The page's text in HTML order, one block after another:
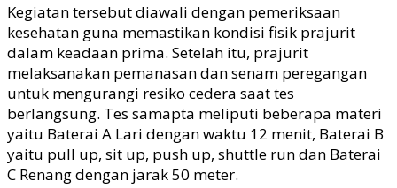
Kegiatan tersebut diawali dengan pemeriksaan
kesehatan guna memastikan kondisi fisik prajurit
dalam keadaan prima. Setelah itu, prajurit
melaksanakan pemanasan dan senam peregangan
untuk mengurangi resiko cedera saat tes
berlangsung. Tes samapta meliputi beberapa materi
yaitu Baterai A Lari dengan waktu 12 menit, Baterai B
yaitu pull up, sit up, push up, shuttle run dan Baterai
C Renang dengan jarak 50 meter.